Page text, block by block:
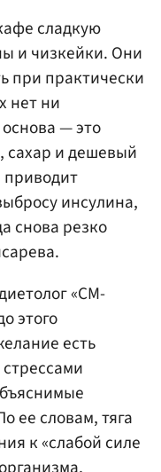
сладкую
и чизкейки. Они
при практически
нет ни
— это
сахар и дешевый
инсулина,
снова резко
«СМ-
этого
есть
ее словам, тяга
к «слабой силе